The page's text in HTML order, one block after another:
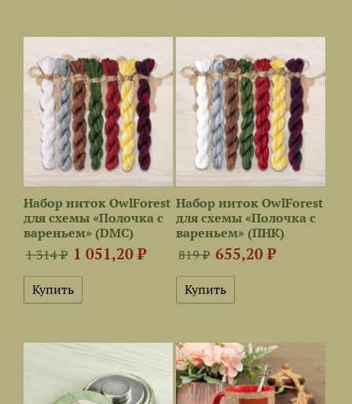
Набор ниток OwlForest
для схемы «Полочка с
вареньем» (DMC)
1 314 ₽ 1 051,20 ₽
Набор ниток OwlForest
для схемы «Полочка с
вареньем» (ПНК)
819 ₽ 655,20 ₽